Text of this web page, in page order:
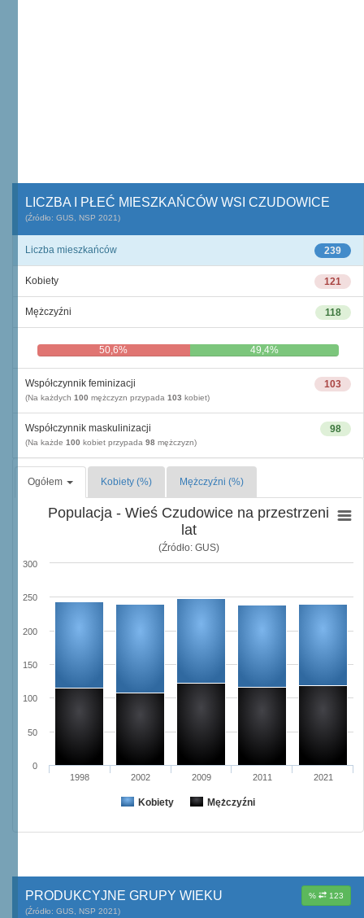
LICZBA I PŁEĆ MIESZKAŃCÓW WSI CZUDOWICE
(Źródło: GUS, NSP 2021)
239
Liczba mieszkańców
121
Kobiety
118
Mężczyźni
50,6% 49,4%
103
Współczynnik feminizacji
(Na każdych 100 mężczyzn przypada 103 kobiet)
98
Współczynnik maskulinizacji
(Na każde 100 kobiet przypada 98 mężczyzn)
Ogółem Kobiety (%) Mężczyźni (%)
Populacja - Wieś Czudowice na przestrzeni
lat
(Źródło: GUS)
Kobiety Mężczyźni
1998 2002 2009 2011 2021
0
50
100
150
200
250
300
% 123
PRODUKCYJNE GRUPY WIEKU
(Źródło: GUS, NSP 2021)